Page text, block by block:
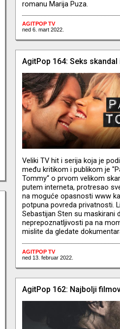
romanu Marija Puza.
AGITPOP TV
ned 6. mart 2022.
AgitPop 164: Seks
Veliki TV hit i serija koja je
među kritikom i publikom je
Tommy“ o prvom velikom
putem interneta, protresao
na moguće opasnosti www
potpuna povreda privatnosti.
Sebastijan Sten su maskirani
neprepoznatljivosti pa na
mislite da gledate
AGITPOP TV
ned 13. februar 2022.
AgitPop 162: Najbolji